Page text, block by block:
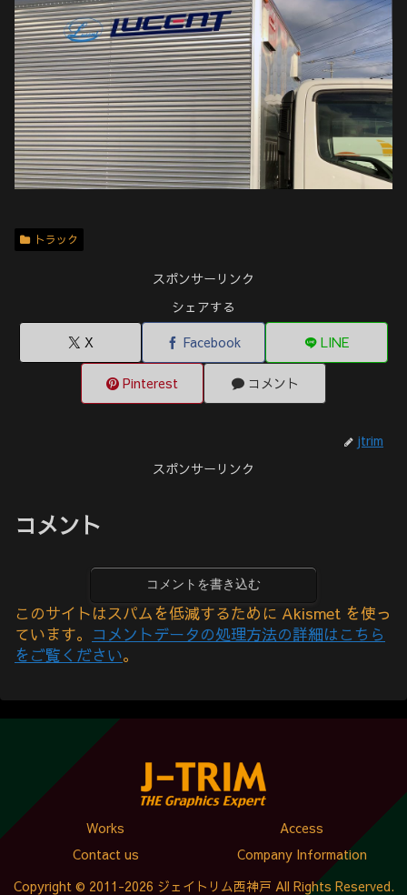
トラック
スポンサーリンク
シェアする
X
Facebook LINE
Pinterest コメント
jtrim
スポンサーリンク
コメント
コメントを書き込む
このサイトはスパムを低減するために Akismet を使っ
ています。 コメントデータの処理方法の詳細はこちら
をご覧ください。
Works
Access
Contact us
Company Information
Copyright © 2011-2026 ジェイトリム西神戸 All Rights Reserved.